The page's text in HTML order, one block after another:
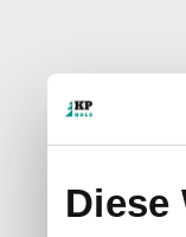
Diese